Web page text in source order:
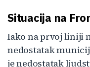
Situacija na
Iako na prvoj liniji
nedostatak
je nedostatak